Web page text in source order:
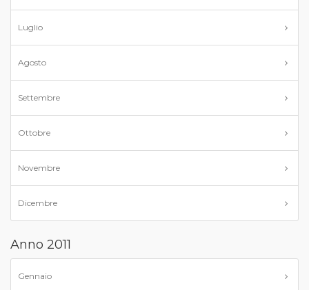
Luglio
Agosto
Settembre
Ottobre
Novembre
Dicembre
Anno 2011
Gennaio